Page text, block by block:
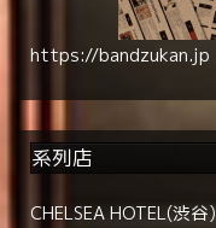
https://bandzukan.jp
系列店
CHELSEA HOTEL(渋谷)